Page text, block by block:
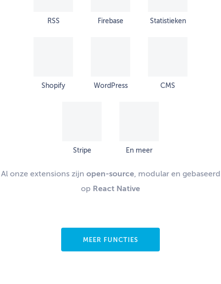
RSS Firebase Statistieken
Shopify WordPress CMS
Stripe En meer
Al onze extensions zijn open-source, modular en gebaseerd
op React Native
MEER FUNCTIES